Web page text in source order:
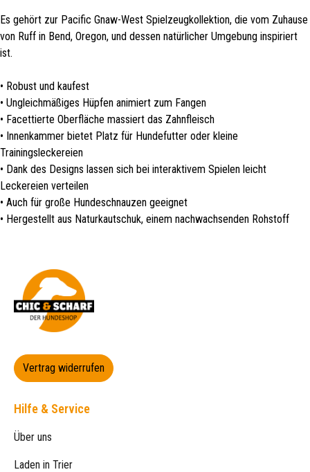
Es gehört zur Pacific Gnaw-West Spielzeugkollektion, die vom Zuhause
von Ruff in Bend, Oregon, und dessen natürlicher Umgebung inspiriert
ist.
• Robust und kaufest
• Ungleichmäßiges Hüpfen animiert zum Fangen
• Facettierte Oberfläche massiert das Zahnfleisch
• Innenkammer bietet Platz für Hundefutter oder kleine
Trainingsleckereien
• Dank des Designs lassen sich bei interaktivem Spielen leicht
Leckereien verteilen
• Auch für große Hundeschnauzen geeignet
• Hergestellt aus Naturkautschuk, einem nachwachsenden Rohstoff
Vertrag widerrufen
Hilfe & Service
Über uns
Laden in Trier